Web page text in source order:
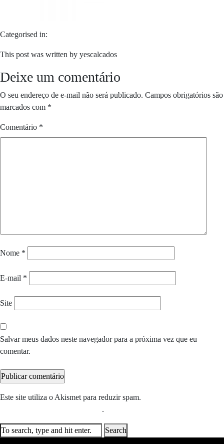
Categorised in:
This post was written by yescalcados
Deixe um comentário
O seu endereço de e-mail não será publicado. Campos obrigatórios são
marcados com *
Comentário *
Nome *
E-mail *
Site
Salvar meus dados neste navegador para a próxima vez que eu
comentar.
Este site utiliza o Akismet para reduzir spam.
.
Search